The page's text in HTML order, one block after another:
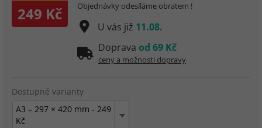
249 Kč Objednávky odesíláme obratem !
U vás již 11.08.
Doprava od 69 Kč
ceny a možnosti dopravy
Dostupné varianty
A3 – 297 × 420 mm - 249
Kč